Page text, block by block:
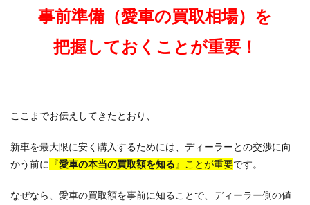
事前準備（愛車の買取相場）を
把握しておくことが重要！
ここまでお伝えしてきたとおり、
新車を最大限に安く購入するためには、ディーラーとの交渉に向
かう前に 『愛車の本当の買取額を知る 』ことが重要です。
なぜなら、愛車の買取額を事前に知ることで、ディーラー側の値